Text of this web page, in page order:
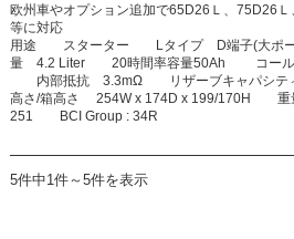
欧州車やオプション追加で65D26Ｌ、75D26
等に対応
用途 スターター Lタイプ D端子(大
量 4.2 Liter 20時間率容量50Ah コールド
内部抵抗 3.3mΩ リザーブキャパ
高さ/箱高さ 254W x 174D x 199/170H
251 BCI Group : 34R
5件中1件～5件を表示